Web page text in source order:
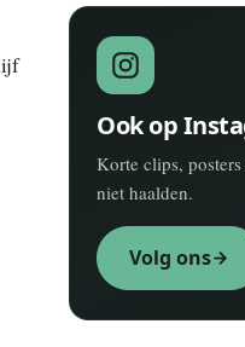
Ook op
Korte clips,
niet haalden.
Volg ons